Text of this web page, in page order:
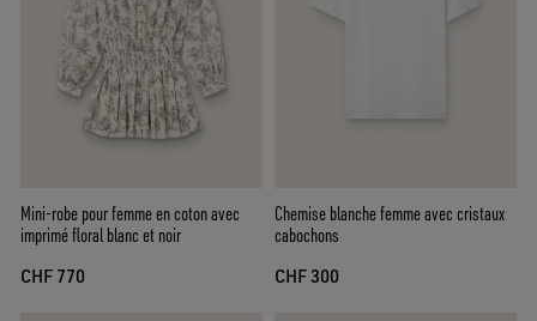
Mini-robe pour femme en coton avec
imprimé floral blanc et noir
CHF 770
Chemise blanche femme avec cristaux
cabochons
CHF 300